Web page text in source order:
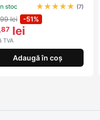
stoc ★★★★★ (7)
lei -51%
,87 lei
TVA
Adaugă în coș